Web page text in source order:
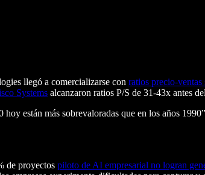
llegó a comercializarse con ratios precio-
Systems alcanzaron ratios P/S de 31-43x antes
están más sobrevaloradas que en los años
de proyectos piloto de AI empresarial no logran